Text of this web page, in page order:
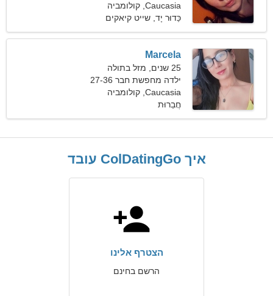
Caucasia, קולומביה
כַּדוּר יָד, שייט קיאקים
Marcela
25 שנים, מזל בתולה
ילדה מחפשת חבר 27-36
Caucasia, קולומביה
חֲבֵרוּת
איך ColDatingGo עובד
הצטרף אלינו
הרשם בחינם